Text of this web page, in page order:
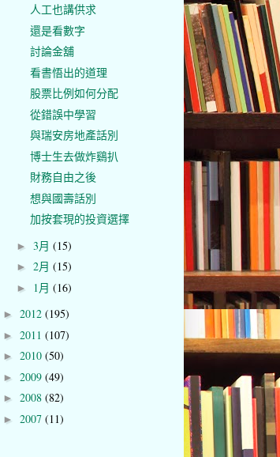
人工也講供求
還是看數字
討論金舖
看書悟出的道理
股票比例如何分配
從錯誤中學習
與瑞安房地產話別
博士生去做炸鷄扒
財務自由之後
想與國壽話別
加按套現的投資選擇
► 3月 (15)
► 2月 (15)
► 1月 (16)
► 2012 (195)
► 2011 (107)
► 2010 (50)
► 2009 (49)
► 2008 (82)
► 2007 (11)